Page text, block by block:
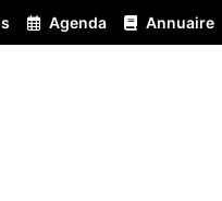
Agenda Annuaire